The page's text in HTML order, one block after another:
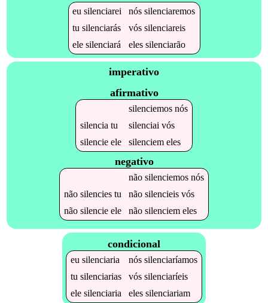
eusilenciarei nóssilenciaremos
tusilenciarás vóssilenciareis
elesilenciará elessilenciarão
imperativo
afirmativo
silenciemosnós
silencia tu silenciai vós
silencieele silenciemeles
negativo
não silenciemosnós
não silenciestu não silencieisvós
não silencieele não silenciemeles
condicional
eu silenciaria nós silenciaríamos
tu silenciarias vós silenciaríeis
ele silenciaria eles silenciariam